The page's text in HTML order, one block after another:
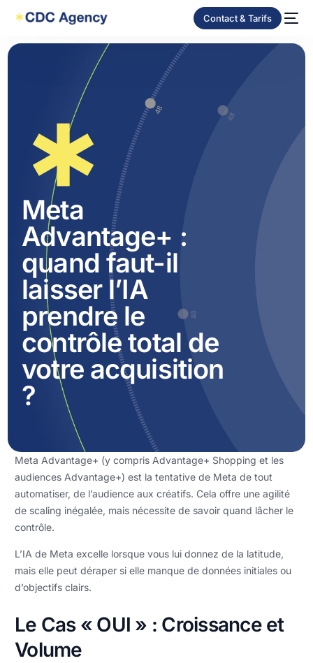
Contact & Tarifs
Meta
Advantage+ :
quand faut-il
laisser l’IA
prendre le
contrôle total de
votre acquisition
?
Meta Advantage+ (y compris Advantage+ Shopping et les
audiences Advantage+) est la tentative de Meta de tout
automatiser, de l’audience aux créatifs. Cela offre une agilité
de scaling inégalée, mais nécessite de savoir quand lâcher le
contrôle.
L’IA de Meta excelle lorsque vous lui donnez de la latitude,
mais elle peut déraper si elle manque de données initiales ou
d’objectifs clairs.
Le Cas « OUI » : Croissance et
Volume